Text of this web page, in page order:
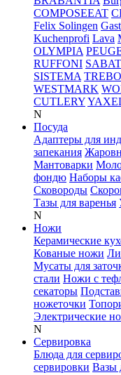
COMPOSEEAT
Felix Solingen
Kuchenprofi Lava
OLYMPIA
RUFFONI
SISTEMA
WESTMARK
CUTLERY
N
Посуда
Адаптеры для
запекания
Мантоварки
фондю Наборы
Сковороды
Тазы для варенья
N
Ножи
Керамические
Кованые ножи
Мусаты для
стали Ножи с
секаторы
ножеточки
Электрические
N
Сервировка
Блюда для
сервировки Вазы